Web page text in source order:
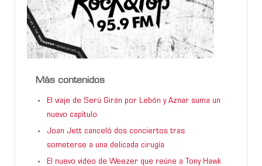
Más contenidos
El viaje de Serú Girán por Lebón y Aznar suma un
nuevo capítulo
Joan Jett canceló dos conciertos tras
someterse a una delicada cirugía
El nuevo video de Weezer que reúne a Tony Hawk